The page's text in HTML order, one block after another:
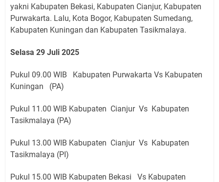
yakni Kabupaten Bekasi, Kabupaten Cianjur, Kabupaten
Purwakarta. Lalu, Kota Bogor, Kabupaten Sumedang,
Kabupaten Kuningan dan Kabupaten Tasikmalaya.
Selasa 29 Juli 2025
Pukul 09.00 WIB Kabupaten Purwakarta Vs Kabupaten
Kuningan (PA)
Pukul 11.00 WIB Kabupaten Cianjur Vs Kabupaten
Tasikmalaya (PA)
Pukul 13.00 WIB Kabupaten Cianjur Vs Kabupaten
Tasikmalaya (PI)
Pukul 15.00 WIB Kabupaten Bekasi Vs Kabupaten